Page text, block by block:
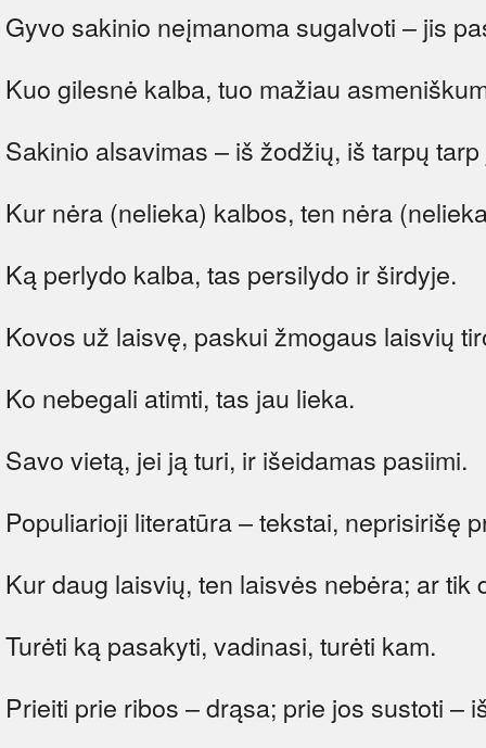
Gyvo sakinio neįmanoma sugalvoti – jis
Kuo gilesnė kalba, tuo mažiau
Sakinio alsavimas – iš žodžių, iš tarpų
Kur nėra (nelieka) kalbos, ten nėra
Ką perlydo kalba, tas persilydo ir širdyje.
Kovos už laisvę, paskui žmogaus laisvių
Ko nebegali atimti, tas jau lieka.
Savo vietą, jei ją turi, ir išeidamas pasiimi.
Populiarioji literatūra – tekstai, neprisirišę
Kur daug laisvių, ten laisvės nebėra; ar tik
Turėti ką pasakyti, vadinasi, turėti kam.
Prieiti prie ribos – drąsa; prie jos sustoti –